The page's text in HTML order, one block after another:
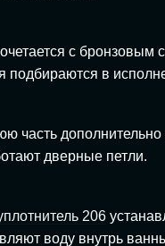
с
в
часть дополнительно
дверные петли.
206
воду внутрь